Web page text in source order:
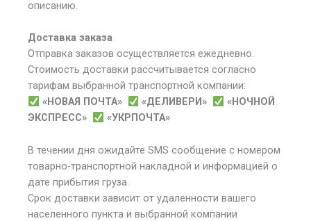
описанию.
Доставка заказа
Отправка заказов осуществляется ежедневно.
Стоимость доставки рассчитывается согласно
тарифам выбранной транспортной компании:
«НОВАЯ ПОЧТА»
«ДЕЛИВЕРИ»
«НОЧНОЙ
ЭКСПРЕСС»
«УКРПОЧТА»
В течении дня ожидайте SMS сообщение с номером
товарно-транспортной накладной и информацией о
дате прибытия груза.
Срок доставки зависит от удаленности вашего
населенного пункта и выбранной компании